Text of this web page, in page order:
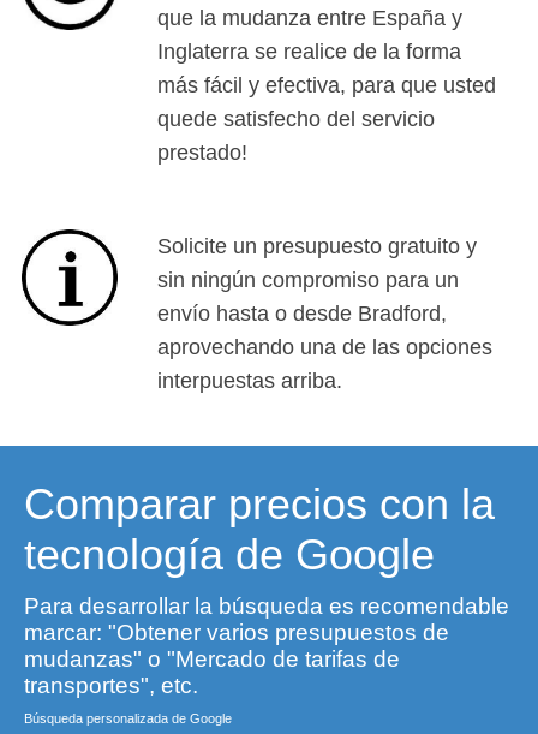
que la mudanza entre España y
Inglaterra se realice de la forma
más fácil y efectiva, para que usted
quede satisfecho del servicio
prestado!
Solicite un presupuesto gratuito y
sin ningún compromiso para un
envío hasta o desde Bradford,
aprovechando una de las opciones
interpuestas arriba.
Comparar precios con la
tecnología de Google
Para desarrollar la búsqueda es recomendable
marcar: "Obtener varios presupuestos de
mudanzas" o "Mercado de tarifas de
transportes", etc.
Búsqueda personalizada de Google